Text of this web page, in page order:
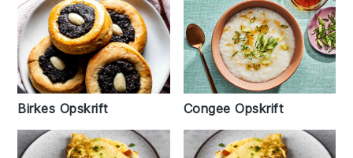
Birkes Opskrift Congee Opskrift